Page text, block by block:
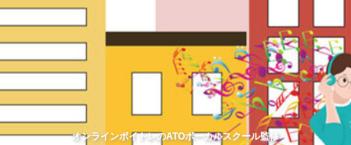
オンラインボイトレのATOボーカルスクール監修